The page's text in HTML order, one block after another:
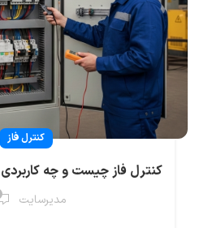
کنترل فاز
کنترل فاز چیست و چه
مدیرسایت